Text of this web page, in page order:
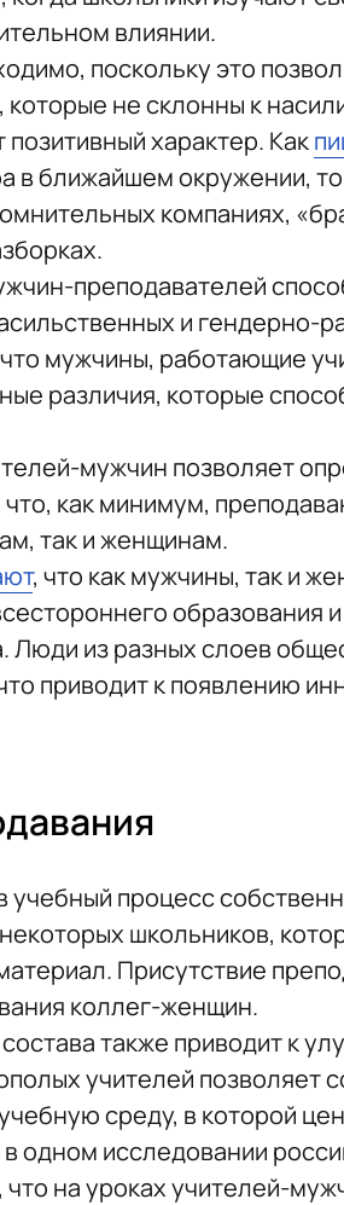
влиянии.
поскольку это
не склонны к
характер. Как
в ближайшем окружении,
компаниях,
преподавателей
и гендерно-
мужчины, работающие
различия, которые
мужчин позволяет
как минимум,
так и женщинам.
, что как мужчины, так и
образования
из разных слоев
приводит к появлению
учебный процесс
школьников,
Присутствие
коллег-женщин.
также приводит к
учителей позволяет
среду, в которой
одном исследовании
, что на уроках учителей-